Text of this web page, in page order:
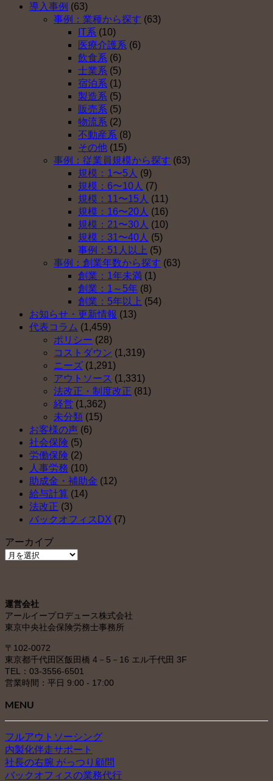
年
金
を
導
入
し
な
い
理
由
ベ
ス
ト
５
（そ
の
４）
は
確
定
拠
出
年
金
を
導
入
し
な
い
理
由
ベ
ス
ト
５
（そ
の
３）
は
企
業
型
確
定
拠
出
年
金
を
導
入
し
な
い
理
由
ベ
ス
ト
５
（そ
の
２）
は
導入事例 (63)
事例：業種から探す (63)
IT系 (10)
医療介護系 (6)
飲食系 (6)
士業系 (5)
宿泊系 (1)
製造系 (5)
販売系 (5)
物流系 (2)
不動産系 (8)
その他 (15)
事例：従業員規模から探す (63)
規模：1〜5人 (9)
規模：6〜10人 (7)
規模：11〜15人 (11)
規模：16〜20人 (16)
規模：21〜30人 (10)
規模：31〜40人 (5)
事例：51人以上 (5)
事例：創業年数から探す (63)
創業：1年未満 (1)
創業：1～5年 (8)
創業：5年以上 (54)
お知らせ・更新情報 (13)
代表コラム (1,459)
ポリシー (28)
コストダウン (1,319)
ニーズ (1,291)
アウトソース (1,331)
法改正・制度改正 (81)
経営 (1,362)
未分類 (15)
お客様の声 (6)
社会保険 (5)
労働保険 (2)
人事労務 (10)
助成金・補助金 (12)
給与計算 (14)
法改正 (3)
バックオフィスDX (7)
アーカイブ
ア
ブ
運営会社
アールイープロデュース株式会社
東京中央社会保険労務士事務所
〒102-0072
東京都千代田区飯田橋 4－5－16 エル千代田 3F
TEL：03-3556-6501
営業時間：平日 9:00 - 17:00
MENU
フルアウトソーシング
内製化伴走サポート
社長の右腕 がっつり顧問
バックオフィスの業務代行